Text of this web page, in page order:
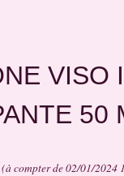
VISO
50
compter de 02/01/2024